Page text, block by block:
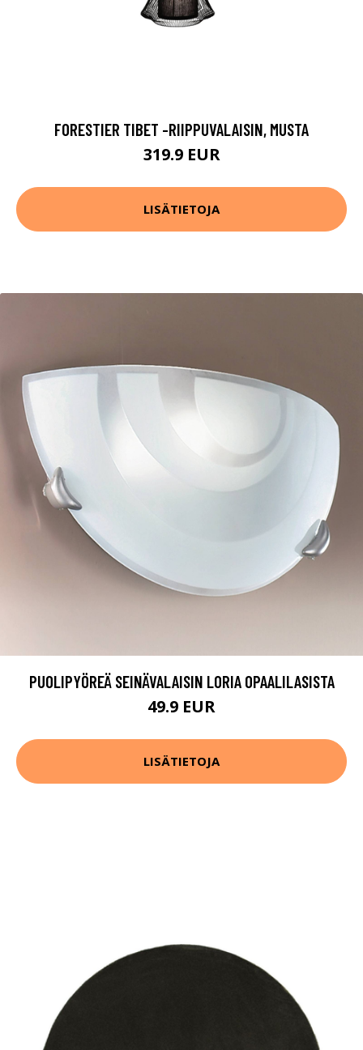
FORESTIER TIBET -RIIPPUVALAISIN, MUSTA
319.9 EUR
LISÄTIETOJA
PUOLIPYÖREÄ SEINÄVALAISIN LORIA OPAALILASISTA
49.9 EUR
LISÄTIETOJA